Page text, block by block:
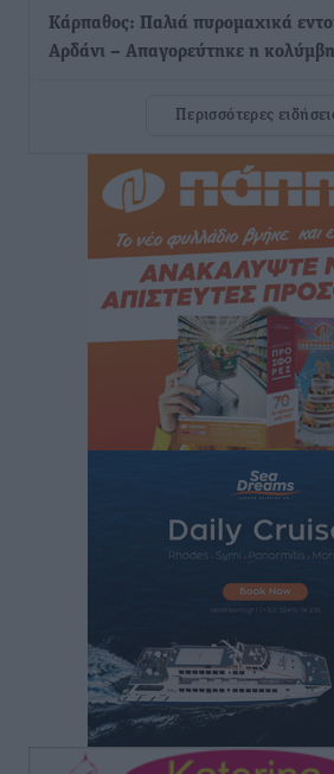
Κάρπαθος: Παλιά πυρομαχικά
Αρδάνι – Απαγορεύτηκε η
εφησυχασμού» – Σε πλήρη
Ειδήσεις• πριν 5 ώρες
Καιρός: Επιμένουν οι υψηλές
μελτέμια έως 9 μποφόρ, σε «Red
πριν 6 ώρες
Τα φοιτητικά ενοίκια «τινάζουν
οικογενειακούς προϋπολογισμούς
Ειδήσεις• πριν 6 ώρες
Δυνάμεις στη νήσο Ρω
34.000 αναχωρούν σήμερα μόνο
Ειδήσεις• πριν 6 ώρες
Μόνιμες θέσεις στους παιδικούς
Περισσότερες